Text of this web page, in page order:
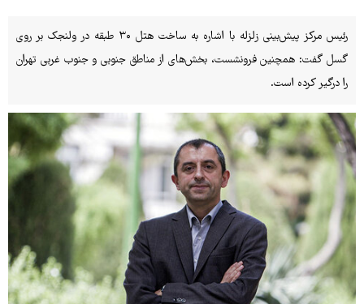
رئیس مرکز پیش‌بینی زلزله با اشاره به ساخت هتل ۳۰ طبقه در ولنجک بر روی
گسل گفت: همچنین فرونشست، بخش‌های از مناطق جنوبی و جنوب غربی تهران
را درگیر کرده است.